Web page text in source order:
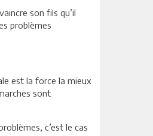
son fils qu’il
problèmes
est la force la mieux
sont
c’est le cas